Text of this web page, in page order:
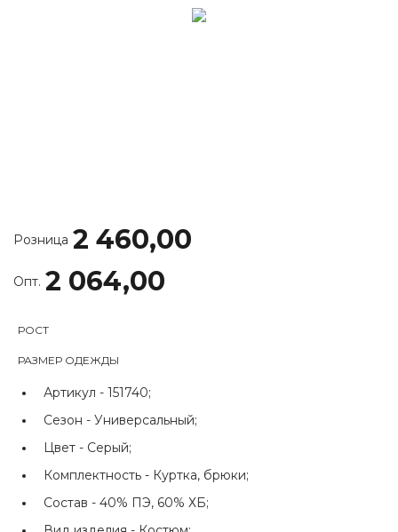
Розница 2 460,00
Опт. 2 064,00
РОСТ
РАЗМЕР ОДЕЖДЫ
Артикул - 151740;
Сезон - Универсальный;
Цвет - Серый;
Комплектность - Куртка, брюки;
Состав - 40% ПЭ, 60% ХБ;